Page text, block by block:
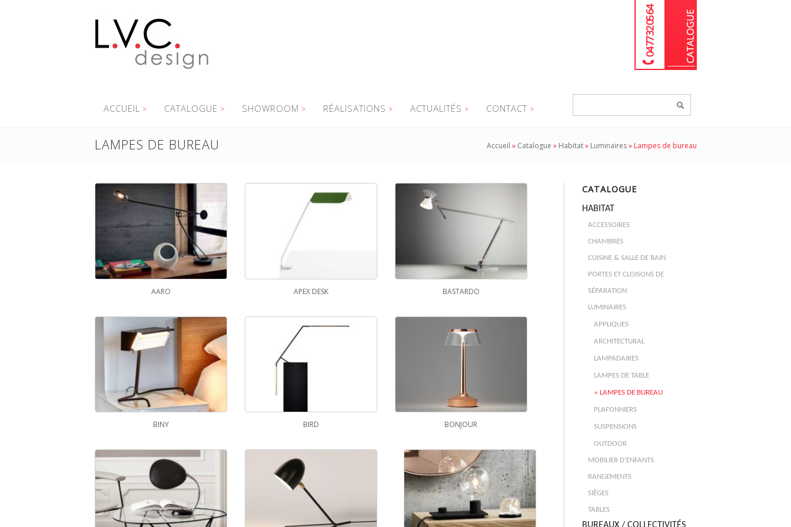
04 77 32 05 64
ACCUEIL CATALOGUE SHOWROOM RÉALISATIONS ACTUALITÉS CONTACT
LAMPES DE BUREAU Accueil » Catalogue » Habitat» Luminaires» Lampes de bureau
AARO APEX DESK BASTARDO
BINY BIRD BONJOUR
CATALOGUE
HABITAT
ACCESSOIRES
CHAMBRES
CUISINE & SALLE DE BAIN
PORTES ET CLOISONS DE
SÉPARATION
LUMINAIRES
APPLIQUES
ARCHITECTURAL
LAMPADAIRES
LAMPES DE TABLE
LAMPES DE BUREAU
PLAFONNIERS
SUSPENSIONS
OUTDOOR
MOBILIER D’ENFANTS
RANGEMENTS
SIÈGES
TABLES
BUREAUX / COLLECTIVITÉS